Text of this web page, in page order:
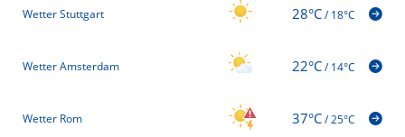
Wetter Stuttgart 28°C/18°C
Wetter Amsterdam 22°C/14°C
Wetter Rom 37°C/25°C